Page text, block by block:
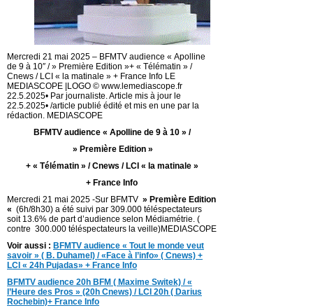
Mercredi 21 mai 2025 – BFMTV audience « Apolline
de 9 à 10″ / » Première Edition »+ « Télématin » /
Cnews / LCI « la matinale » + France Info LE
MEDIASCOPE |LOGO © www.lemediascope.fr
22.5.2025• Par journaliste. Article mis à jour le
22.5.2025• /article publié édité et mis en une par la
rédaction. MEDIASCOPE
BFMTV audience « Apolline de 9 à 10 » /
» Première Edition »
+ « Télématin » / Cnews / LCI « la matinale »
+ France Info
Mercredi 21 mai 2025 -Sur BFMTV » Première Edition
« (6h/8h30) a été suivi par 309.000 téléspectateurs
soit 13.6% de part d’audience selon Médiamétrie. (
contre 300.000 téléspectateurs la veille)MEDIASCOPE
Voir aussi : BFMTV audience « Tout le monde veut
savoir » ( B. Duhamel) / «Face à l’info» ( Cnews) +
LCI « 24h Pujadas» + France Info
BFMTV audience 20h BFM ( Maxime Switek) / «
l’Heure des Pros » (20h Cnews) / LCI 20h ( Darius
Rochebin)+ France Info